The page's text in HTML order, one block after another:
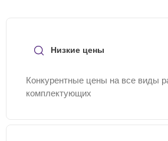
Низкие цены
Конкурентные цены на все виды
комплектующих